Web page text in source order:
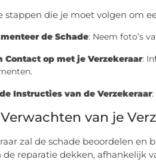
stappen die je moet volgen om
de Schade: Neem foto’s
Contact op met je Verzekeraar:
Instructies van de Verzekeraar
van je
zal de schade beoordelen en
de reparatie dekken, afhankelijk